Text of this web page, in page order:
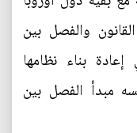
والفصل بين
بناء نظامها
مبدأ الفصل بين